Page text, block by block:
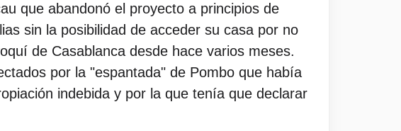
que abandonó el proyecto a principios de
sin la posibilidad de acceder su casa por no
de Casablanca desde hace varios meses.
por la "espantada" de Pombo que había
indebida y por la que tenía que declarar